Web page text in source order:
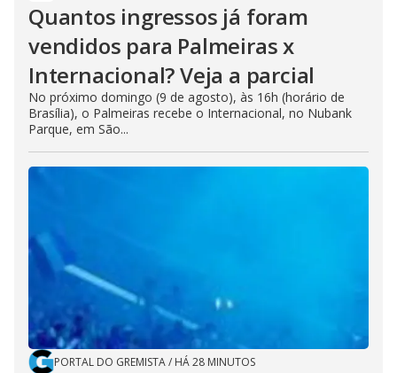
Quantos ingressos já foram
vendidos para Palmeiras x
Internacional? Veja a parcial
No próximo domingo (9 de agosto), às 16h (horário de
Brasília), o Palmeiras recebe o Internacional, no Nubank
Parque, em São...
PORTAL DO GREMISTA/ HÁ 28 MINUTOS